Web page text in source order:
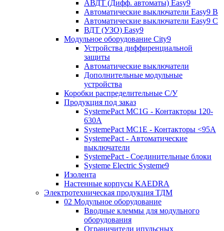
АВДТ (Дифф. автоматы) Easy9
Автоматические выключатели Easy9 В
Автоматические выключатели Easy9 С
ВДТ (УЗО) Easy9
Модульное оборудование City9
Устройства диффиренциальной
защиты
Автоматические выключатели
Дополнительные модульные
устройства
Коробки распределительные C/У
Продукция под заказ
SystemePact MC1G - Контакторы 120-
630A
SystemePact MC1E - Контакторы <95A
SystemePact - Автоматические
выключатели
SystemePact - Соединительные блоки
Systeme Electric Systeme9
Изолента
Настенные корпусы KAEDRA
Электротехническая продукция ТДМ
02 Модульное оборудование
Вводные клеммы для модульного
оборудования
Ограничители ипульсных